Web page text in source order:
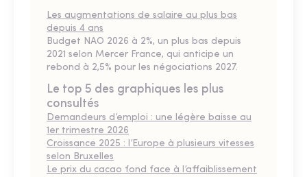
Les augmentations de salaire au plus bas
depuis 4 ans
Budget NAO 2026 à 2%, un plus bas depuis
2021 selon Mercer France, qui anticipe un
rebond à 2,5% pour les négociations 2027.
Le top 5 des graphiques les plus
consultés
Demandeurs d’emploi : une légère baisse au
1er trimestre 2026
Croissance 2025 : l’Europe à plusieurs vitesses
selon Bruxelles
Le prix du cacao fond face à l’affaiblissement